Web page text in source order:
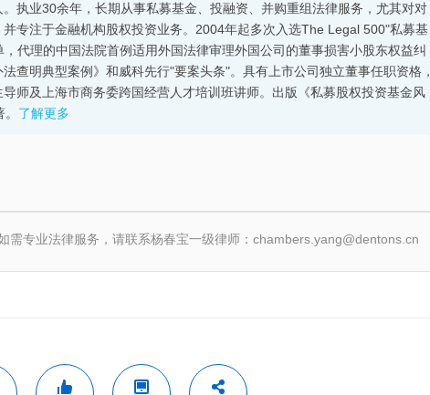
执业30余年，长期从事私募基金、投融资、并购重组法律服务，尤其对对
专注于金融机构股权投资业务。2004年起多次入选The Legal 500"私募基
代理的中国法院首例适用外国法律审理外国公司的董事损害小股东权益纠
查明典型案例》和威科先行"要案头条"。具有上市公司独立董事任职资格，
师及上海市商务委跨国经营人才培训班讲师。出版《私募股权投资基金风
了解更多
需专业法律服务，请联系杨春宝一级律师：chambers.yang@dentons.cn